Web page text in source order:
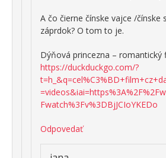
A čo čierne čínske vajce /čínske
záprdok? O tom to je.
Dýňová princezna – romantický
https://duckduckgo.com/?
Fwatch%3Fv%3DBjJCIoYKEDo
Odpovedať